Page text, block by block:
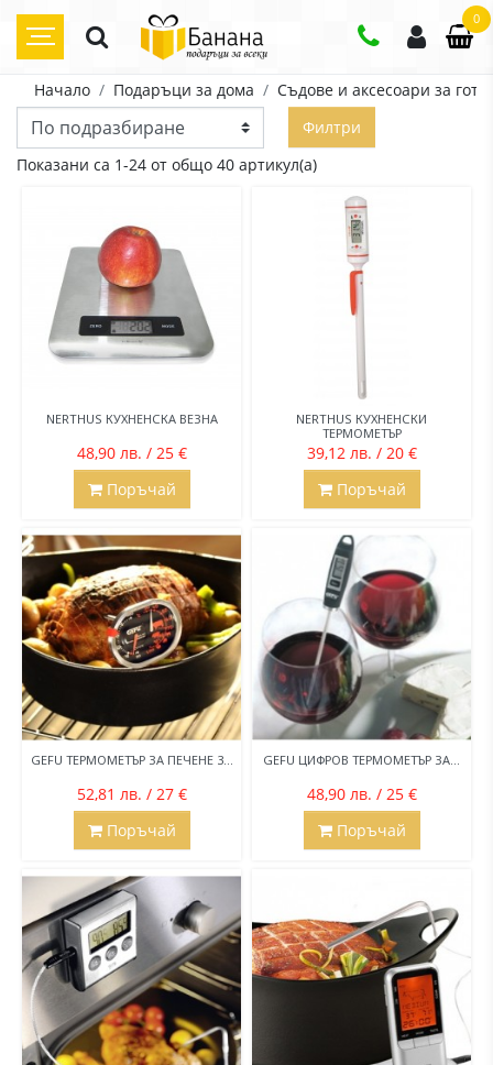
0
Начало Подаръци за дома
Съдове и аксесоари за
Филтри
Показани са 1-24 от общо 40 артикул(а)
NERTHUS КУХНЕНСКА ВЕЗНА
48,90 лв. / 25 €
Поръчай
NERTHUS КУХНЕНСКИ
ТЕРМОМЕТЪР
39,12 лв. / 20 €
Поръчай
GEFU ТЕРМОМЕТЪР ЗА ПЕЧЕНЕ 3...
52,81 лв. / 27 €
Поръчай
GEFU ЦИФРОВ ТЕРМОМЕТЪР ЗА...
48,90 лв. / 25 €
Поръчай